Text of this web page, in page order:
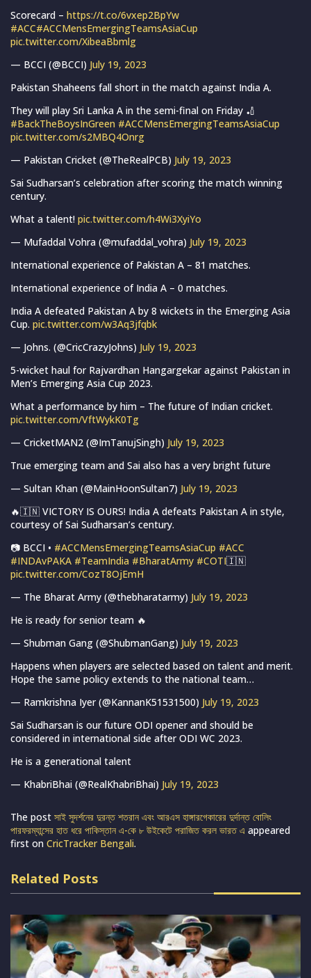
Scorecard – https://t.co/6vxep2BpYw
#ACC#ACCMensEmergingTeamsAsiaCup
pic.twitter.com/XibeaBbmlg
— BCCI (@BCCI) July 19, 2023
Pakistan Shaheens fall short in the match against India A.
They will play Sri Lanka A in the semi-final on Friday 🏏
#BackTheBoysInGreen #ACCMensEmergingTeamsAsiaCup
pic.twitter.com/s2MBQ4Onrg
— Pakistan Cricket (@TheRealPCB) July 19, 2023
Sai Sudharsan’s celebration after scoring the match winning
century.
What a talent! pic.twitter.com/h4Wi3XyiYo
— Mufaddal Vohra (@mufaddal_vohra) July 19, 2023
International experience of Pakistan A – 81 matches.
International experience of India A – 0 matches.
India A defeated Pakistan A by 8 wickets in the Emerging Asia
Cup. pic.twitter.com/w3Aq3jfqbk
— Johns. (@CricCrazyJohns) July 19, 2023
5-wicket haul for Rajvardhan Hangargekar against Pakistan in
Men’s Emerging Asia Cup 2023.
What a performance by him – The future of Indian cricket.
pic.twitter.com/VftWykK0Tg
— CricketMAN2 (@ImTanujSingh) July 19, 2023
True emerging team and Sai also has a very bright future
— Sultan Khan (@MainHoonSultan7) July 19, 2023
🔥🇮🇳 VICTORY IS OURS! India A defeats Pakistan A in style,
courtesy of Sai Sudharsan’s century.
📷 BCCI • #ACCMensEmergingTeamsAsiaCup #ACC
#INDAvPAKA #TeamIndia #BharatArmy #COTI🇮🇳
pic.twitter.com/CozT8OjEmH
— The Bharat Army (@thebharatarmy) July 19, 2023
He is ready for senior team 🔥
— Shubman Gang (@ShubmanGang) July 19, 2023
Happens when players are selected based on talent and merit.
Hope the same policy extends to the national team…
— Ramkrishna Iyer (@KannanK51531500) July 19, 2023
Sai Sudharsan is our future ODI opener and should be
considered in international side after ODI WC 2023.
He is a generational talent
— KhabriBhai (@RealKhabriBhai) July 19, 2023
The post সাই সুদর্শনের দুরন্ত শতরান এবং আরএস হাঙ্গারগেকারের দুর্দান্ত বোলিং
পারফরম্যান্সের হাত ধরে পাকিস্তান এ-কে ৮ উইকেটে পরাজিত করল ভারত এ appeared
first on CricTracker Bengali.
Related Posts